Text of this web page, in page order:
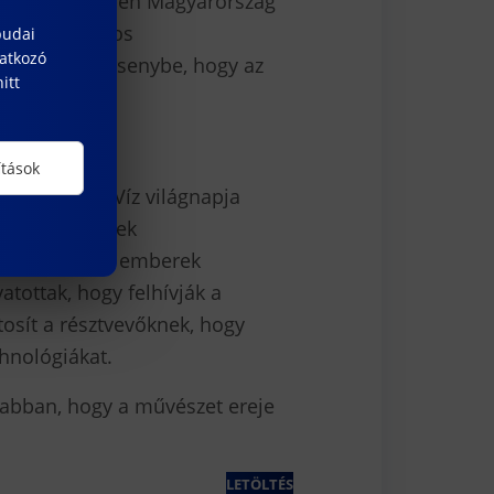
partner Los
a versenybe, hogy az
a Víz világnapja
hanem az emberek
hogy felhívják a
a résztvevőknek, hogy
hogy a művészet ereje
LETÖLTÉS